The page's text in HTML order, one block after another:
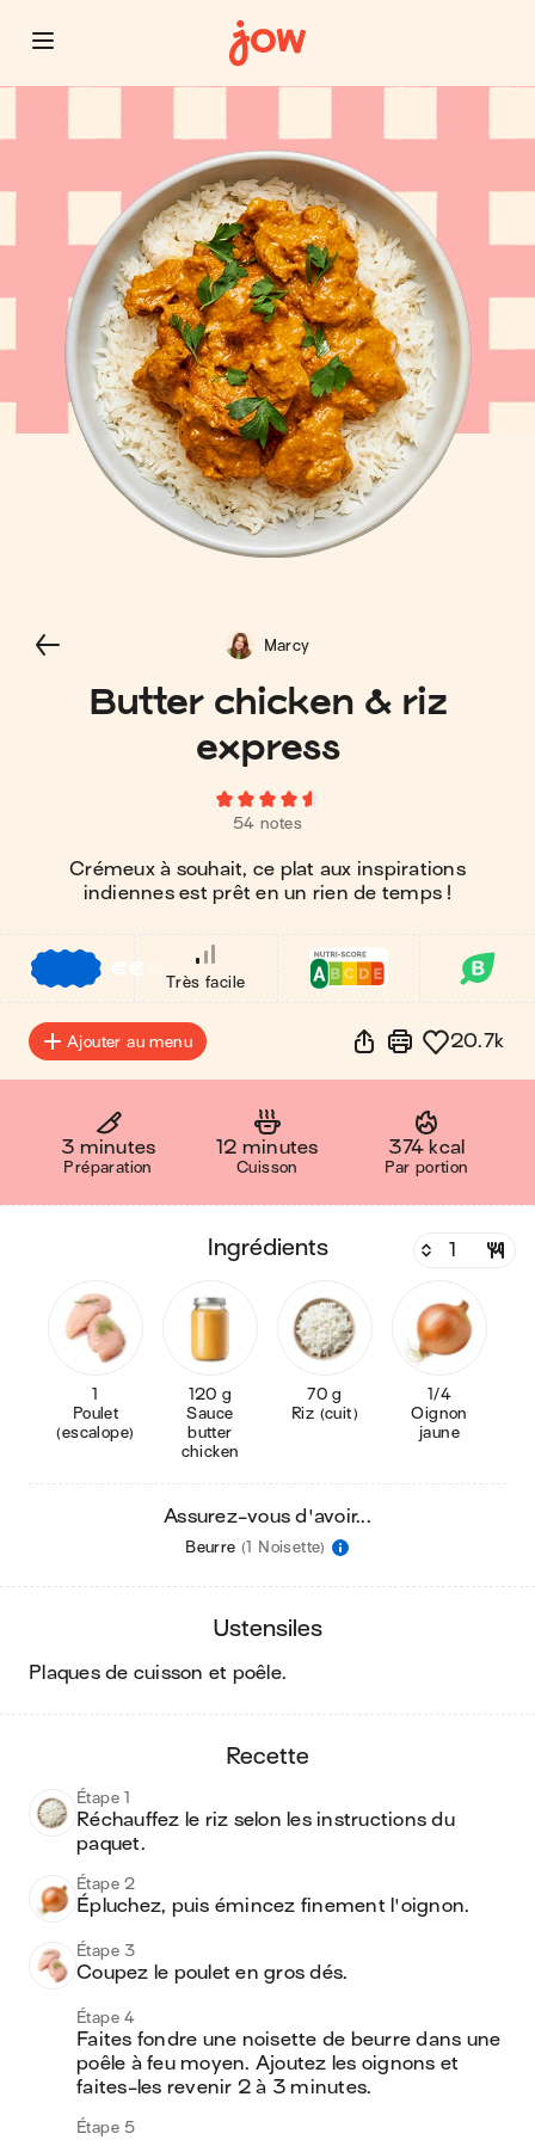
Butter chicken & riz
express
54 notes
Crémeux à souhait, ce plat aux inspirations
indiennes est prêt en un rien de temps !
Marcy
€€
Très facile
Ajouter au menu 20.7k
3 minutes
Préparation
12 minutes
Cuisson
374 kcal
Par portion
ingrédients
1
Poulet
(escalope)
120 g
Sauce
butter
chicken
70 g
Riz (cuit)
1/4
Oignon
jaune
Assurez-vous d'avoir...
Beurre (1 Noisette)
ustensiles
plaques de cuisson et poêle.
recette
Étape 1
Réchauffez le riz selon les instructions du
paquet.
Étape 2
Épluchez, puis émincez finement l'oignon.
Étape 3
Coupez le poulet en gros dés.
Étape 4
Faites fondre une noisette de beurre dans une
poêle à feu moyen. Ajoutez les oignons et
faites-les revenir 2 à 3 minutes.
Étape 5